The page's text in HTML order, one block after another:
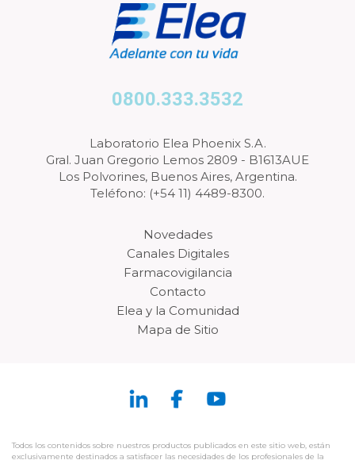
0800.333.3532
Laboratorio Elea Phoenix S.A.
Gral. Juan Gregorio Lemos 2809 - B1613AUE
Los Polvorines, Buenos Aires, Argentina.
Teléfono: (+54 11) 4489-8300.
Novedades
Canales Digitales
Farmacovigilancia
Contacto
Elea y la Comunidad
Mapa de Sitio
Todos los contenidos sobre nuestros productos publicados en este sitio web, están
exclusivamente destinados a satisfacer las necesidades de los profesionales de la